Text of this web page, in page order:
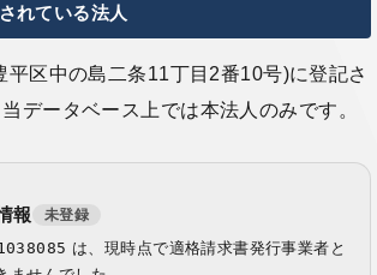
れている法人
平区中の島二条11丁目2番10号)に登記さ
データベース上では本法人のみです。
報 未登録
は、現時点で適格請求書発行事業者と